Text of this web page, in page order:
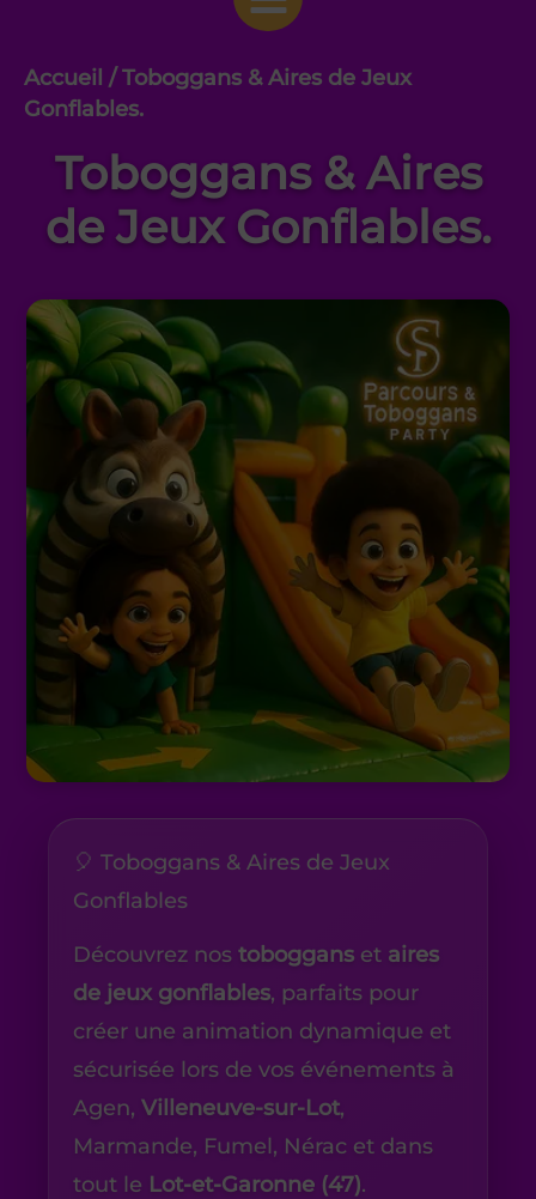
Accueil / Toboggans & Aires de Jeux
Gonflables.
Toboggans & Aires
de Jeux Gonflables.
🎈 Toboggans & Aires de Jeux
Gonflables
Découvrez nostoboggans et aires
de jeux gonflables, parfaits pour
créer une animation dynamique et
sécurisée lors de vos événements à
Agen,Villeneuve-sur-Lot,
Marmande, Fumel, Nérac et dans
tout le Lot-et-Garonne (47).